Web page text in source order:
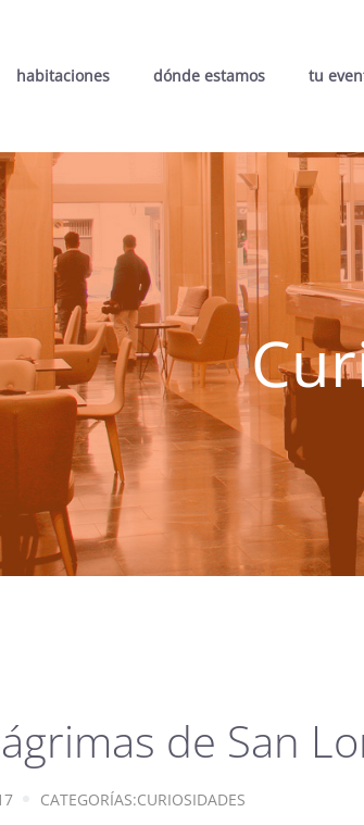
habitaciones dónde estamos tu
de San
CATEGORÍAS:CURIOSIDADES